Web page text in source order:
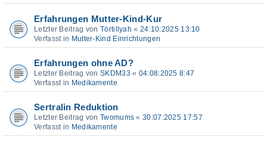
Erfahrungen Mutter-Kind-Kur
Letzter Beitrag von Törtillyah « 24:10:2025 13:10
Verfasst in Mutter-Kind Einrichtungen
Erfahrungen ohne AD?
Letzter Beitrag von SKDM33 « 04:08:2025 8:47
Verfasst in Medikamente
Sertralin Reduktion
Letzter Beitrag von Twomums «30:07:2025 17:57
Verfasst in Medikamente